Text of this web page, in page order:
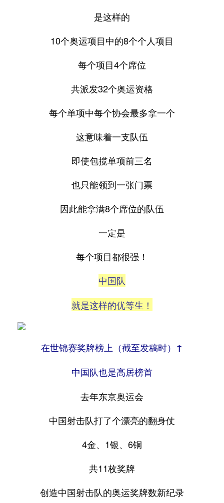
是这样的
10个奥运项目中的8个个人项目
每个项目4个席位
共派发32个奥运资格
每个单项中每个协会最多拿一个
这意味着一支队伍
即使包揽单项前三名
也只能领到一张门票
因此能拿满8个席位的队伍
一定是
每个项目都很强！
中国队
就是这样的优等生！
在世锦赛奖牌榜上（截至发稿时）↑
中国队也是高居榜首
去年东京奥运会
中国射击队打了个漂亮的翻身仗
4金、1银、6铜
共11枚奖牌
创造中国射击队的奥运奖牌数新纪录